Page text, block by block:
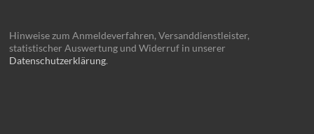
Hinweise zum Anmeldeverfahren, Versanddienstleister,
statistischer Auswertung und Widerruf in unserer
Datenschutzerklärung.